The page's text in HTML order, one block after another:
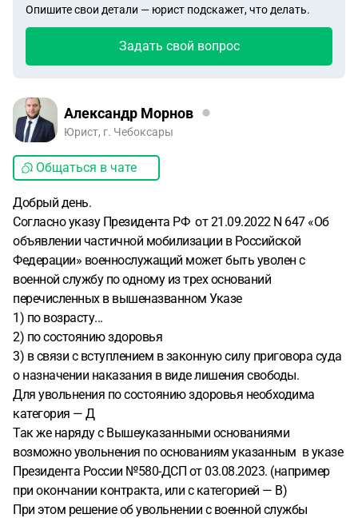
Опишите свои детали — юрист подскажет, что делать.
Задать свой вопрос
Александр Морнов
Юрист, г. Чебоксары
Общаться в чате
Добрый день.
Согласно указу Президента РФ от 21.09.2022 N 647 «Об
объявлении частичной мобилизации в Российской
Федерации» военнослужащий может быть уволен с
военной службу по одному из трех оснований
перечисленных в вышеназванном Указе
1) по возрасту...
2) по состоянию здоровья
3) в связи с вступлением в законную силу приговора суда
о назначении наказания в виде лишения свободы.
Для увольнения по состоянию здоровья необходима
категория — Д
Так же наряду с Вышеуказанными основаниями
возможно увольнения по основаниям указанным в указе
Президента России №580-ДСП от 03.08.2023. (например
при окончании контракта, или с категорией — В)
При этом решение об увольнении с военной службы